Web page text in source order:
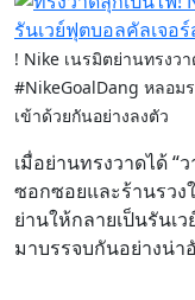
! Nike เนรมิตย่านทรงว
#NikeGoalDang หลอม
เข้าด้วยกันอย่างลงตัว
เมื่อย่านทรงวาดได้ “
ซอกซอยและร้านรวง
ย่านให้กลายเป็นรันเ
มาบรรจบกันอย่างน่า